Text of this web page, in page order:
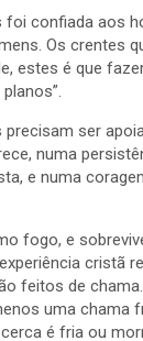
foi confiada aos
Os crentes
estes é que
ser
numa
e numa
fogo, e
cristã
feitos de
uma chama
é fria ou